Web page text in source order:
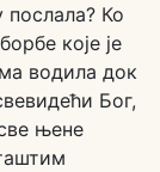
послала? Ко
које је
водила док
Бог,
њене